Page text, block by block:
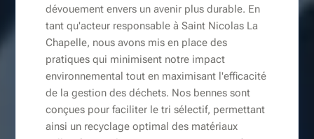
dévouement envers un avenir plus durable. En
tant qu'acteur responsable à Saint Nicolas La
Chapelle, nous avons mis en place des
pratiques qui minimisent notre impact
environnemental tout en maximisant l'efficacité
de la gestion des déchets. Nos bennes sont
conçues pour faciliter le tri sélectif, permettant
ainsi un recyclage optimal des matériaux